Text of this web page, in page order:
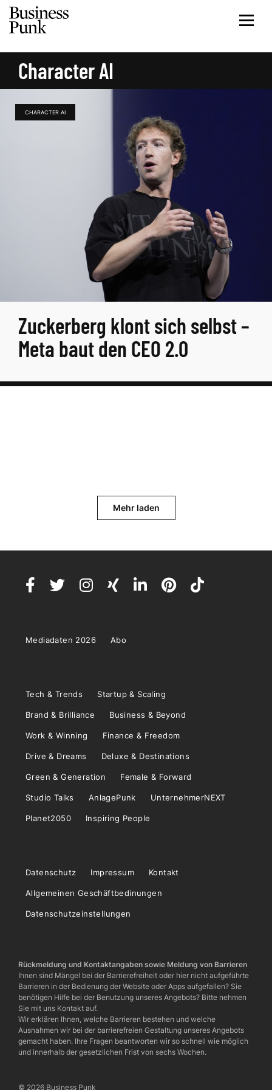
Character AI
CHARACTER AI
Zuckerberg klont sich selbst –
Meta baut den CEO 2.0
Mehr laden
Mediadaten 2026 Abo
Tech & Trends Startup & Scaling
Brand & Brilliance Business & Beyond
Work & Winning Finance & Freedom
Drive & Dreams Deluxe & Destinations
Green & Generation Female & Forward
Studio Talks AnlagePunk UnternehmerNEXT
Planet2050 Inspiring People
Datenschutz Impressum Kontakt
Allgemeinen Geschäftbedinungen
Datenschutzeinstellungen
Rückmeldung und Kontaktangaben sowie Meldung von Barrieren
Ihnen sind Mängel bei der Barrierefreiheit oder hier nicht aufgeführte
Barrieren in der Bedienung der Website oder Apps aufgefallen? Sie
benötigen Hilfe bei der Benutzung unseres Angebots? Bitte nehmen
Sie mit uns Kontakt auf.
Wir erklären Ihnen, welche Barrieren bestehen und welche
Ausnahmen wir bei der barrierefreien Gestaltung unseres Angebots
gemacht haben. Ihre Fragen beantworten wir so schnell wie möglich
und innerhalb der gesetzlichen Frist von sechs Wochen.
© 2026 Business Punk